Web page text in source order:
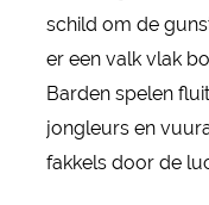
schild om de
er een valk vlak
Barden spelen
jongleurs en
fakkels door de